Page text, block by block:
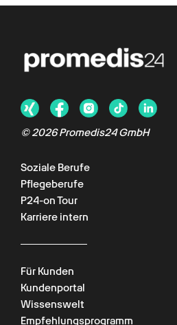
© 2026 Promedis24 GmbH
Soziale Berufe
Pflegeberufe
P24-on Tour
Karriere intern
Für Kunden
Kundenportal
Wissenswelt
Empfehlungsprogramm